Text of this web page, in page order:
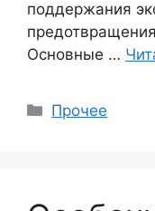
поддержания
Основные …
Рубрики
Прочее